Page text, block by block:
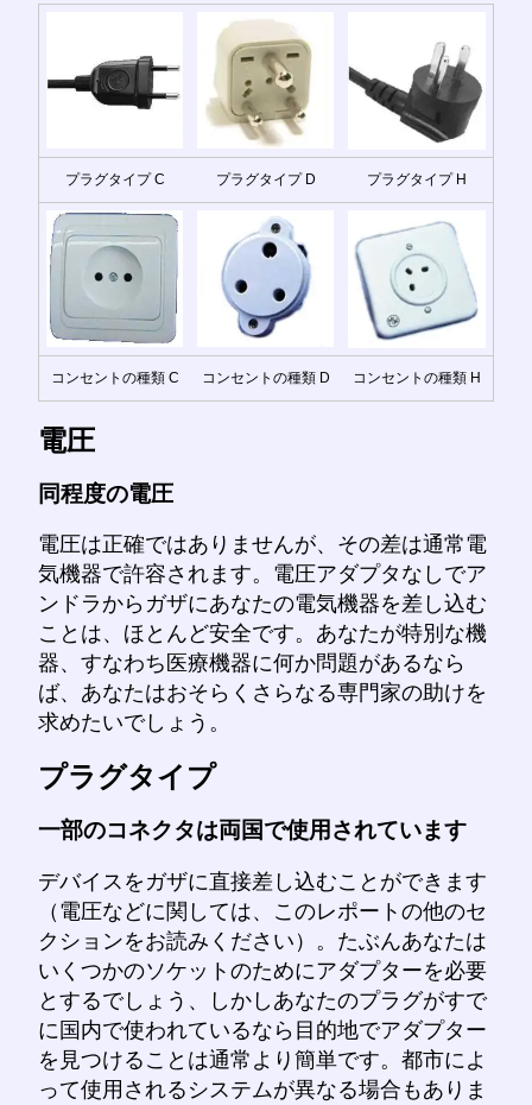
プラグタイプ C プラグタイプ D プラグタイプ H
コンセントの種類 C コンセントの種類 D コンセントの種類 H
電圧
同程度の電圧
電圧は正確ではありませんが、その差は通常電
気機器で許容されます。電圧アダプタなしでア
ンドラからガザにあなたの電気機器を差し込む
ことは、ほとんど安全です。あなたが特別な機
器、すなわち医療機器に何か問題があるなら
ば、あなたはおそらくさらなる専門家の助けを
求めたいでしょう。
プラグタイプ
一部のコネクタは両国で使用されています
デバイスをガザに直接差し込むことができます
（電圧などに関しては、このレポートの他のセ
クションをお読みください）。たぶんあなたは
いくつかのソケットのためにアダプターを必要
とするでしょう、しかしあなたのプラグがすで
に国内で使われているなら目的地でアダプター
を見つけることは通常より簡単です。都市によ
って使用されるシステムが異なる場合もありま